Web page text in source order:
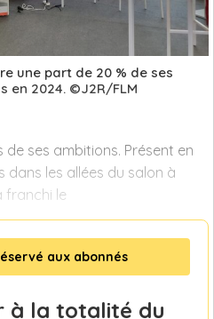
une part de 20 % de ses
en 2024. ©J2R/FLM
ses ambitions. Présent en
les allées du salon à
franchi le
aux abonnés
à la totalité du